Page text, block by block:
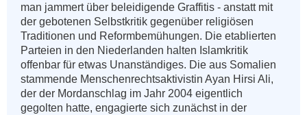
man jammert über beleidigende Graffitis - anstatt mit
der gebotenen Selbstkritik gegenüber religiösen
Traditionen und Reformbemühungen. Die etablierten
Parteien in den Niederlanden halten Islamkritik
offenbar für etwas Unanständiges. Die aus Somalien
stammende Menschenrechtsaktivistin Ayan Hirsi Ali,
der der Mordanschlag im Jahr 2004 eigentlich
gegolten hatte, engagierte sich zunächst in der